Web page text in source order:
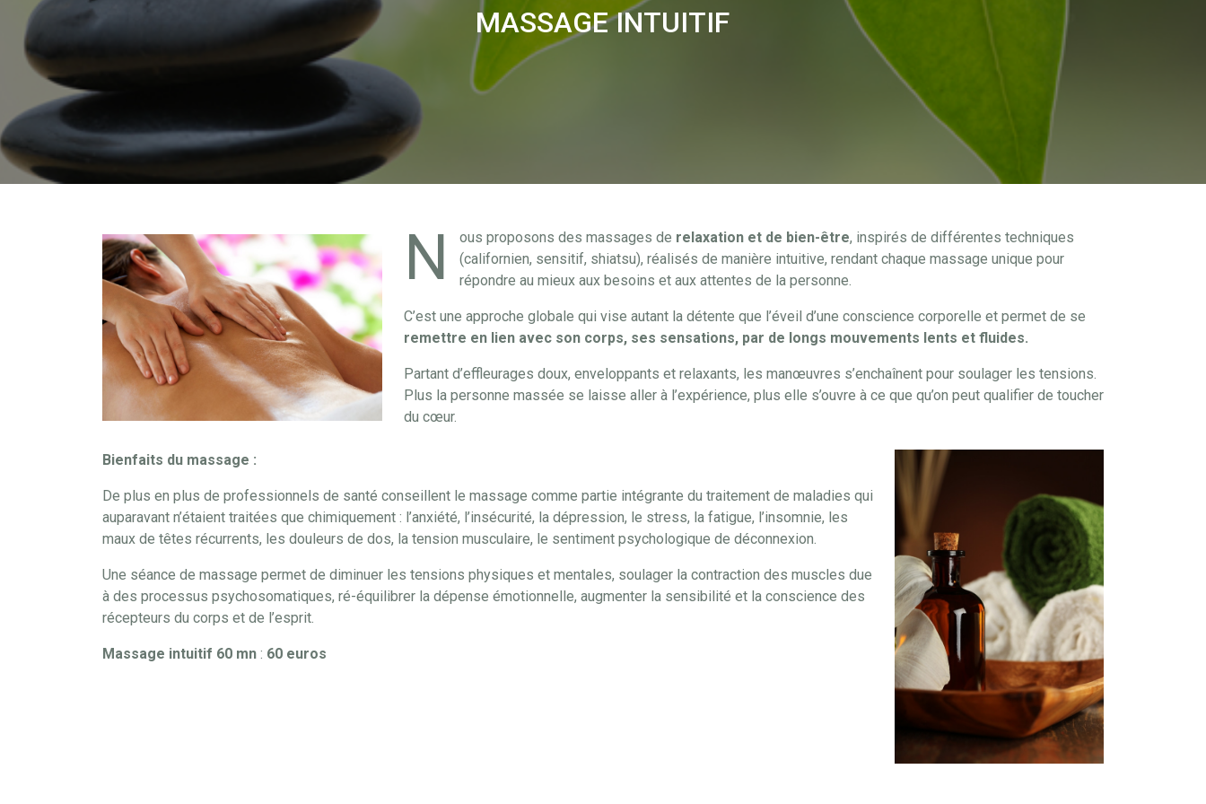
MASSAGE INTUITIF
N ous proposons des massages de relaxation et de bien-être, inspirés de différentes techniques
(californien, sensitif, shiatsu), réalisés de manière intuitive, rendant chaque massage unique pour
répondre au mieux aux besoins et aux attentes de la personne.
C’est une approche globale qui vise autant la détente que l’éveil d’une conscience corporelle et permet de se
remettre en lien avec son corps, ses sensations, par de longs mouvements lents et fluides.
Partant d’effleurages doux, enveloppants et relaxants, les manœuvres s’enchaînent pour soulager les tensions.
Plus la personne massée se laisse aller à l’expérience, plus elle s’ouvre à ce que qu’on peut qualifier de toucher
du cœur.
​Bienfaits du massage :
De plus en plus de professionnels de santé conseillent le massage comme partie intégrante du traitement de maladies qui
auparavant n’étaient traitées que chimiquement : l’anxiété, l’insécurité, la dépression, le stress, la fatigue, l’insomnie, les
maux de têtes récurrents, les douleurs de dos, la tension musculaire, le sentiment psychologique de déconnexion.
Une séance de massage permet de diminuer les tensions physiques et mentales, soulager la contraction des muscles due
à des processus psychosomatiques, ré-équilibrer la dépense émotionnelle, augmenter la sensibilité et la conscience des
récepteurs du corps et de l’esprit.
Massage intuitif 60 mn : 60 euros